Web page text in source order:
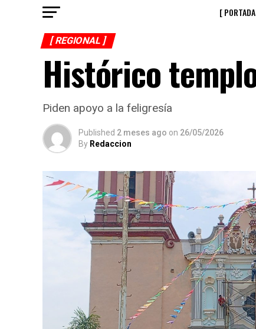
[
[ REGIONAL ]
Histórico
Piden apoyo a la feligresía
Published 2 meses ago on 26/05/2026
By Redaccion